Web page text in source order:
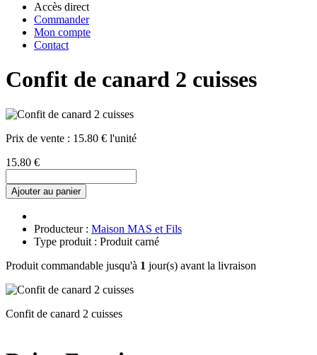
Accès direct
Commander
Mon compte
Contact
Confit de canard 2 cuisses
Prix de vente : 15.80 € l'unité
15.80 €
Ajouter au panier
Producteur : Maison MAS et Fils
Type produit : Produit carné
Produit commandable jusqu'à 1 jour(s) avant la livraison
Confit de canard 2 cuisses